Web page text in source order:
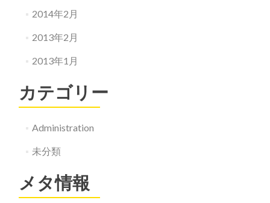
2014年2月
2013年2月
2013年1月
カテゴリー
Administration
未分類
メタ情報